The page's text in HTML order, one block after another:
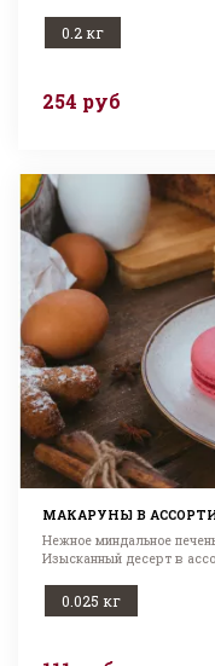
0.2 кг
254 руб
МАКАРУНЫ В
Нежное миндальное
Изысканный десерт в
0.025 кг